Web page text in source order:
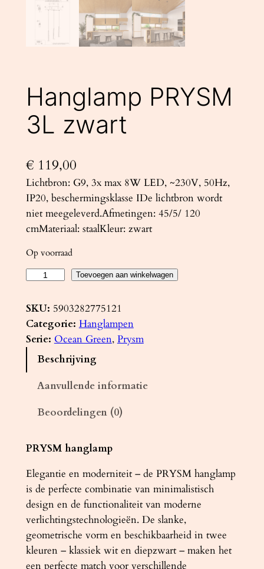
Hanglamp PRYSM
3L zwart
€ 119,00
Lichtbron: G9, 3x max 8W LED, ~230V, 50Hz,
IP20, beschermingsklasse IDe lichtbron wordt
niet meegeleverd.Afmetingen: 45/5/ 120
cmMateriaal: staalKleur: zwart
Op voorraad
n
g
l
S
3
L
z
w
a
r
Toevoegen aan winkelwagen
SKU: 5903282775121
Categorie: Hanglampen
Serie: Ocean Green, Prysm
Beschrijving
Aanvullende informatie
Beoordelingen (0)
PRYSM hanglamp
Elegantie en moderniteit – de PRYSM hanglamp
is de perfecte combinatie van minimalistisch
design en de functionaliteit van moderne
verlichtingstechnologieën. De slanke,
geometrische vorm en beschikbaarheid in twee
kleuren – klassiek wit en diepzwart – maken het
een perfecte match voor verschillende